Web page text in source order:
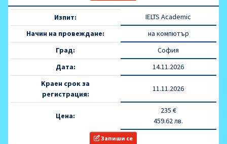
Изпит:
IELTS Academic
Начин на провеждане:
на компютър
Град:
София
Дата:
14.11.2026
Kраен срок за
регистрация:
11.11.2026
Цена:
235 €
459.62 лв.
Запиши се